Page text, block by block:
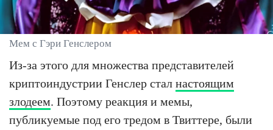
Мем с Гэри Генслером
Из-за этого для множества представителей
криптоиндустрии Генслер стал настоящим
злодеем. Поэтому реакция и мемы,
публикуемые под его тредом в Твиттере, были